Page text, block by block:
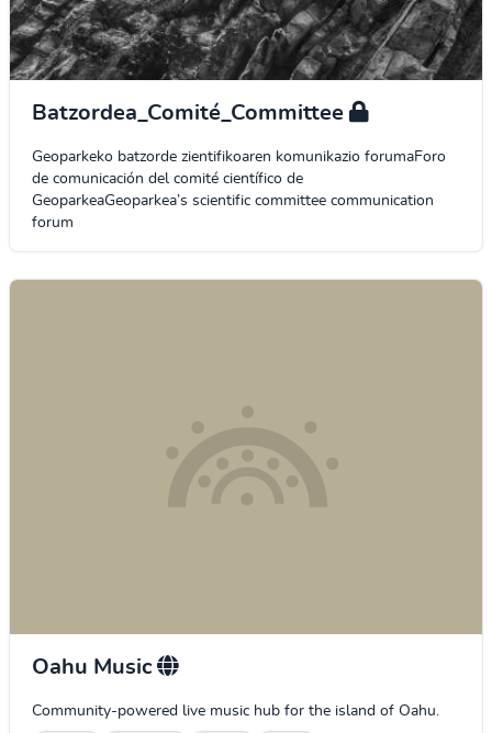
Batzordea_Comité_Committee
Geoparkeko batzorde zientifikoaren komunikazio forumaForo
de comunicación del comité científico de
GeoparkeaGeoparkea’s scientific committee communication
forum
Oahu Music
Community-powered live music hub for the island of Oahu.